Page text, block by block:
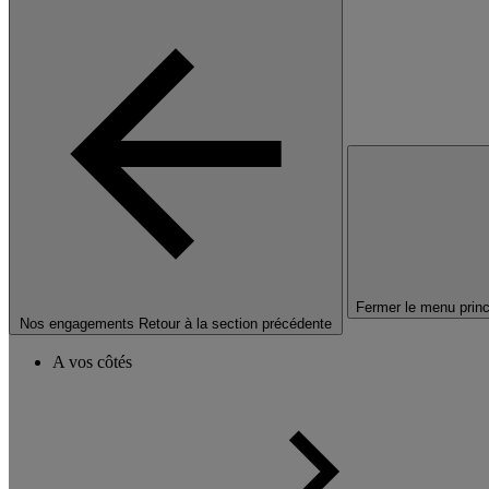
Nos engagements Retour à la section précédente
Fermer le menu
A vos côtés